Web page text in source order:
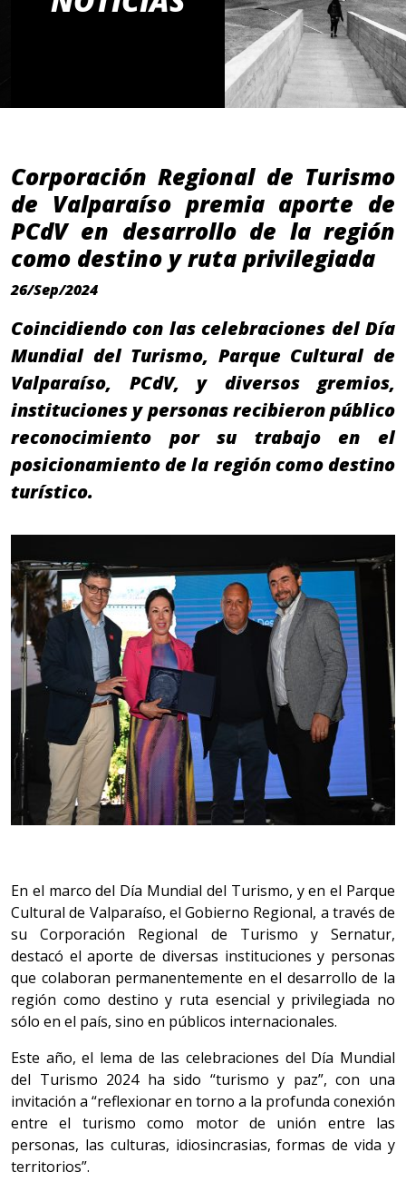
Corporación Regional de Turismo
de Valparaíso premia aporte de
PCdV en desarrollo de la región
como destino y ruta privilegiada
26/Sep/2024
Coincidiendo con las celebraciones del Día
Mundial del Turismo, Parque Cultural de
Valparaíso, PCdV, y diversos gremios,
instituciones y personas recibieron público
reconocimiento por su trabajo en el
posicionamiento de la región como destino
turístico.
En el marco del Día Mundial del Turismo, y en el Parque
Cultural de Valparaíso, el Gobierno Regional, a través de
su Corporación Regional de Turismo y Sernatur,
destacó el aporte de diversas instituciones y personas
que colaboran permanentemente en el desarrollo de la
región como destino y ruta esencial y privilegiada no
sólo en el país, sino en públicos internacionales.
Este año, el lema de las celebraciones del Día Mundial
del Turismo 2024 ha sido “turismo y paz”, con una
invitación a “reflexionar en torno a la profunda conexión
entre el turismo como motor de unión entre las
personas, las culturas, idiosincrasias, formas de vida y
territorios”.